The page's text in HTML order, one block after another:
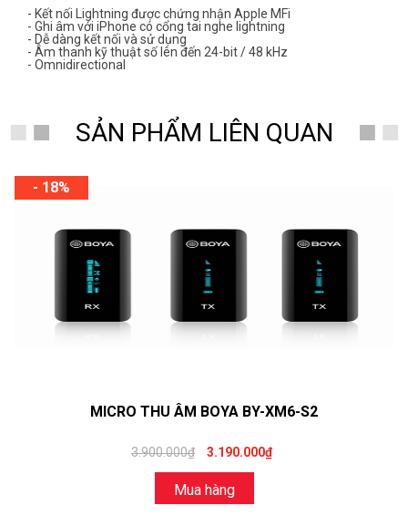
- Kết nối Lightning được chứng nhận Apple MFi
- Ghi âm với iPhone có cổng tai nghe lightning
- Dễ dàng kết nối và sử dụng
- Âm thanh kỹ thuật số lên đến 24-bit / 48 kHz
- Omnidirectional
SẢN PHẨM LIÊN QUAN
- 18%
MICRO THU ÂM BOYA BY-XM6-S2
3.900.000₫ 3.190.000₫
Mua hàng